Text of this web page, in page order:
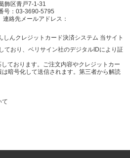
飾区青戸7-1-31
号：03-3690-5795
絡先メールアドレス：
当サイト
ており、ベリサイン社のデジタルIDにより証
ております。ご注文内容やクレジットカー
は暗号化して送信されます。第三者から解読
て